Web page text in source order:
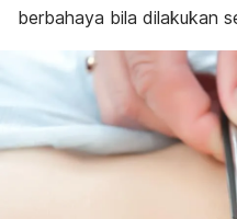
berbahaya bila dilakukan